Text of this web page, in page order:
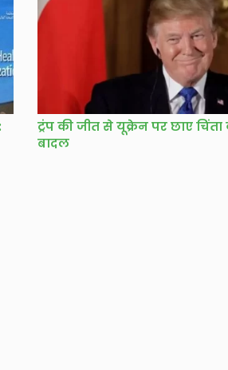
ट्रंप की जीत से यूक्रेन पर छाए
बादल